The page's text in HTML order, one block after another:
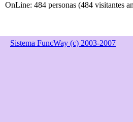
OnLine: 484 personas (484 visitantes
Sistema FuncWay (c) 2003-2007